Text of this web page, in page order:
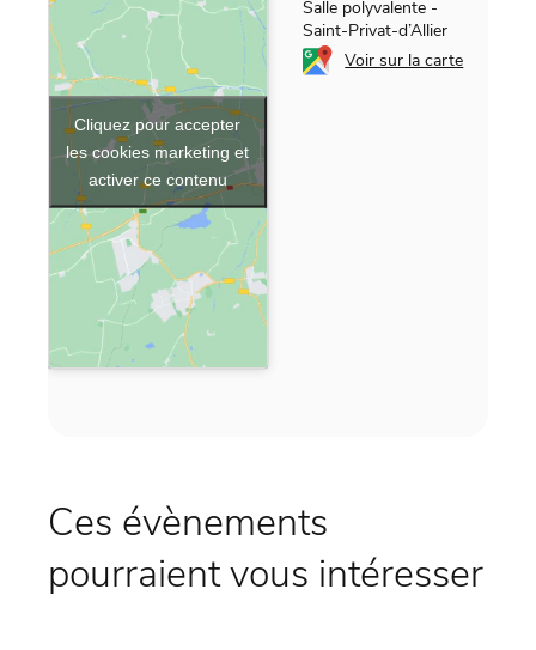
Salle polyvalente -
Saint-Privat-d’Allier
Voir sur la carte
Cliquez pour accepter
les cookies marketing et
activer ce contenu
Ces évènements
pourraient vous intéresser